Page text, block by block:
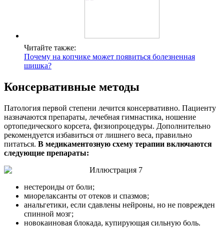
Читайте также:
Почему на копчике может появиться болезненная
шишка?
Консервативные методы
Патология первой степени лечится консервативно. Пациенту
назначаются препараты, лечебная гимнастика, ношение
ортопедического корсета, физиопроцедуры. Дополнительно
рекомендуется избавиться от лишнего веса, правильно
питаться. В медикаментозную схему терапии включаются
следующие препараты:
нестероиды от боли;
миорелаксанты от отеков и спазмов;
анальгетики, если сдавлены нейроны, но не поврежден
спинной мозг;
новокаиновая блокада, купирующая сильную боль.